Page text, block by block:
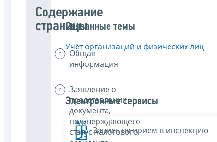
Содержание
страницы
Общая
информация
Заявление о
представлении
документа,
подтверждающего
статус налогового
Связанные темы
Учёт организаций и физических лиц
Электронные сервисы
Запись на прием в инспекцию